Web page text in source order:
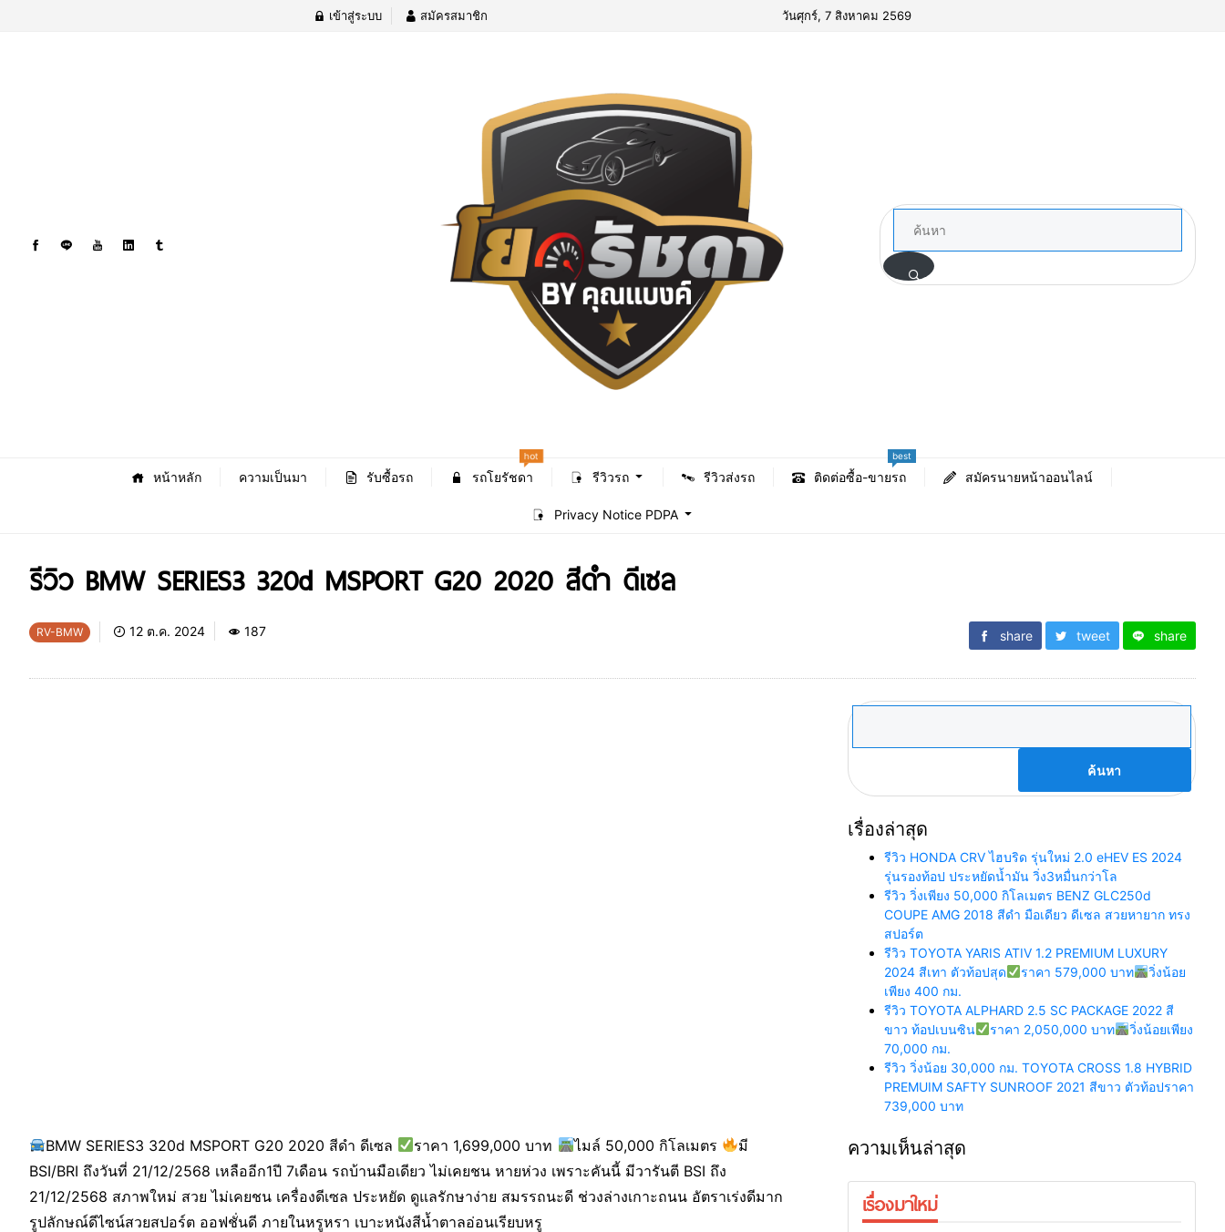
เข้าสู่ระบบ สมัครสมาชิก วันศุกร์, 7 สิงหาคม 2569
หน้าหลัก ความเป็นมา รับซื้อรถ รถโยรัชดา
hot
รีวิวรถ รีวิวส่งรถ ติดต่อซื้อ-ขายรถ
best
สมัครนายหน้าออนไลน์
Privacy Notice PDPA
รีวิว BMW SERIES3 320d MSPORT G20 2020 สีดำ ดีเซล
RV-BMW 12 ต.ค. 2024 187 share tweet share
BMW SERIES3 320d MSPORT G20 2020 สีดำ ดีเซล ราคา 1,699,000 บาท ไมล์ 50,000 กิโลเมตร
มี
BSI/BRI ถึงวันที่ 21/12/2568 เหลืออีก1ปี 7เดือน รถบ้านมือเดียว ไม่เคยชน หายห่วง เพราะคันนี้ มีวารันตี BSI ถึง
21/12/2568 สภาพใหม่ สวย ไม่เคยชน เครื่องดีเซล ประหยัด ดูแลรักษาง่าย สมรรถนะดี ช่วงล่างเกาะถนน อัตราเร่งดีมาก
รูปลักษณ์ดีไซน์สวยสปอร์ต ออฟชั่นดี ภายในหรูหรา เบาะหนังสีน้ำตาลอ่อนเรียบหรู
ค้นหา
เรื่องล่าสุด
รีวิว HONDA CRV ไฮบริด รุ่นใหม่ 2.0 eHEV ES 2024
รุ่นรองท้อป ประหยัดน้ำมัน วิ่ง3หมื่นกว่าโล
รีวิว วิ่งเพียง 50,000 กิโลเมตร BENZ GLC250d
COUPE AMG 2018 สีดำ มือเดียว ดีเซล สวยหายาก ทรง
สปอร์ต
รีวิว TOYOTA YARIS ATIV 1.2 PREMIUM LUXURY
2024 สีเทา ตัวท้อปสุด
ราคา 579,000 บาท
วิ่งน้อย
เพียง 400 กม.
รีวิว TOYOTA ALPHARD 2.5 SC PACKAGE 2022 สี
ขาว ท้อปเบนซิน
ราคา 2,050,000 บาท
วิ่งน้อยเพียง
70,000 กม.
รีวิว วิ่งน้อย 30,000 กม. TOYOTA CROSS 1.8 HYBRID
PREMUIM SAFTY SUNROOF 2021 สีขาว ตัวท้อปราคา
739,000 บาท
ความเห็นล่าสุด
เรื่องมาใหม่